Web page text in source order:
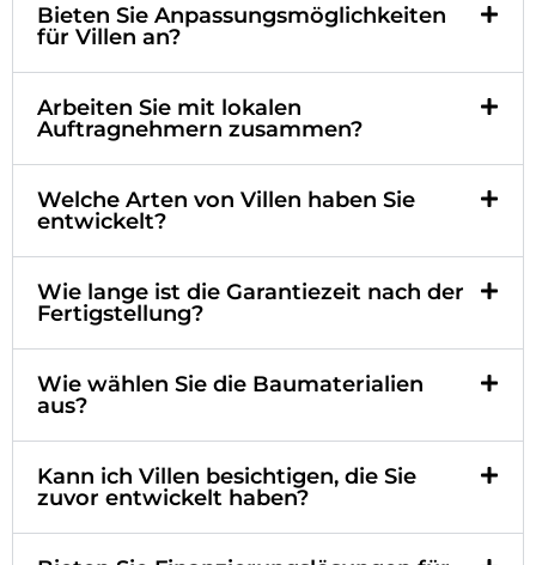
Bieten Sie Anpassungsmöglichkeiten
für Villen an?
Arbeiten Sie mit lokalen
Auftragnehmern zusammen?
Welche Arten von Villen haben Sie
entwickelt?
Wie lange ist die Garantiezeit nach der
Fertigstellung?
Wie wählen Sie die Baumaterialien
aus?
Kann ich Villen besichtigen, die Sie
zuvor entwickelt haben?